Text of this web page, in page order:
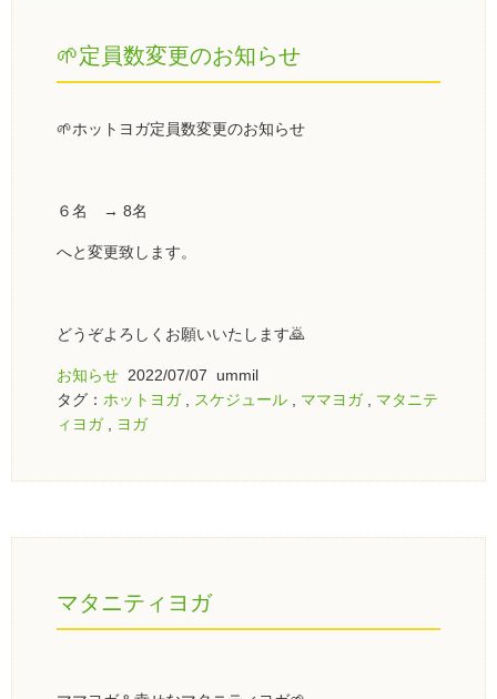
🌱定員数変更のお知らせ
🌱ホットヨガ定員数変更のお知らせ
６名 → 8名
へと変更致します。
どうぞよろしくお願いいたします🙇
お知らせ 2022/07/07 ummil
タグ： ホットヨガ, スケジュール ママヨガ, マタニテ
ィヨガ, ヨガ
マタニティヨガ